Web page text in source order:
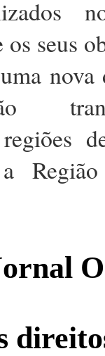
os seus
nova